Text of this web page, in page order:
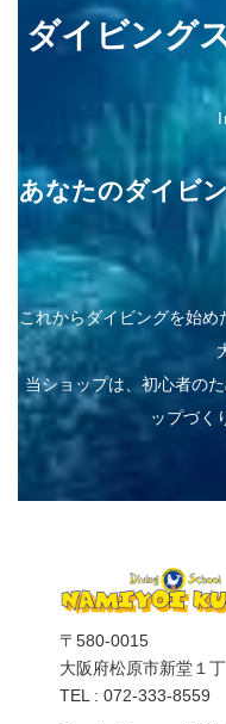
ダイビング
あなたのダイビ
これからダイビングを始
当ショップは、初心者の
ップづく
〒580-0015
大阪府松原市新堂１
TEL : 072-333-8559